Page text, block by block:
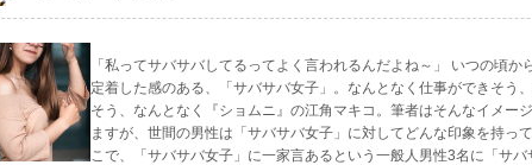
「私ってサバサバしてるってよく言われるんだよね～」 いつの頃か
定着した感のある、「サバサバ女子」。なんとなく仕事ができそう
そう、なんとなく『ショムニ』の江角マキコ。筆者はそんなイメー
ますが、世間の男性は「サバサバ女子」に対してどんな印象を持っ
こで、「サバサバ女子」に一家言あるという一般人男性3名に「サ